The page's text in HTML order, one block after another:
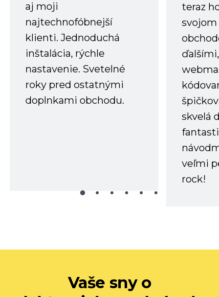
aj moji
najtechnofóbnejší
klienti. Jednoduchá
inštalácia, rýchle
nastavenie. Svetelné
roky pred ostatnými
doplnkami obchodu.
teraz
skvelá
veľmi
rock!
Vaše sny o